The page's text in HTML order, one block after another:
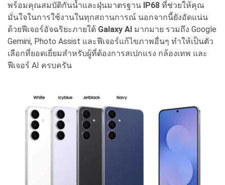
พร้อมคุณสมบัติกันน้ำและฝุ่นมาตรฐาน IP68 ที่ช่วยให้คุณ
มั่นใจในการใช้งานในทุกสถานการณ์ นอกจากนี้ยังอัดแน่น
ด้วยฟีเจอร์อัจฉริยะภายใต้ Galaxy AI มากมาย รวมถึง Google
Gemini, Photo Assist และฟีเจอร์แก้ไขภาพอื่นๆ ทำให้เป็นตัว
เลือกที่ยอดเยี่ยมสำหรับผู้ที่ต้องการสเปกแรง กล้องเทพ และ
ฟีเจอร์ AI ครบครัน